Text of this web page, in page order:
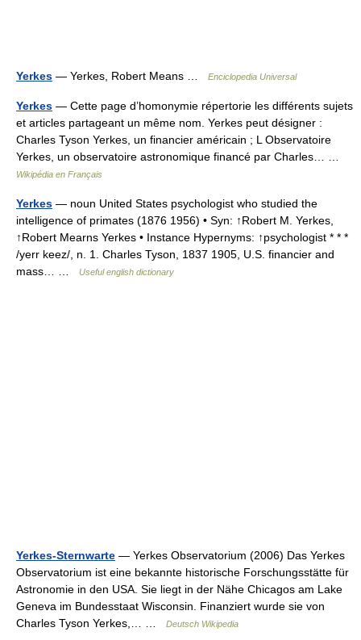
Yerkes — Yerkes, Robert Means … Enciclopedia Universal
Yerkes — Cette page d’homonymie répertorie les différents sujets
et articles partageant un même nom. Yerkes peut désigner :
Charles Tyson Yerkes, un financier américain ; L Observatoire
Yerkes, un observatoire astronomique financé par Charles… …
Wikipédia en Français
Yerkes — noun United States psychologist who studied the
intelligence of primates (1876 1956) • Syn: ↑Robert M. Yerkes,
↑Robert Mearns Yerkes • Instance Hypernyms: ↑psychologist * * *
/yerr keez/, n. 1. Charles Tyson, 1837 1905, U.S. financier and
mass… …
Useful english dictionary
Yerkes-Sternwarte — Yerkes Observatorium (2006) Das Yerkes
Observatorium ist eine bekannte historische Forschungsstätte für
Astronomie in den USA. Sie liegt in der Nähe Chicagos am Lake
Geneva im Bundesstaat Wisconsin. Finanziert wurde sie von
Charles Tyson Yerkes,… …
Deutsch Wikipedia